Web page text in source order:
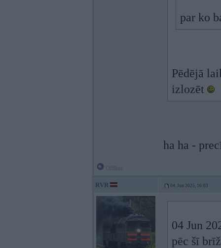
par ko
Pēdējā
izlozēt
ha ha -
RVR 04. Jun 2025, 16:03
04 Jun
pēc šī